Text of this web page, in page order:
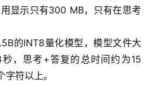
显示只有300 MB，只有在思考
的INT8量化模型，模型文件大
，思考+答复的总时间约为15
符以上。